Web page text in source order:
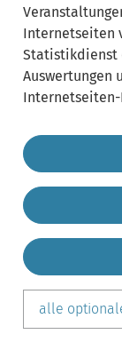
Internetseiten
Statistikdienst
Auswertungen
alle